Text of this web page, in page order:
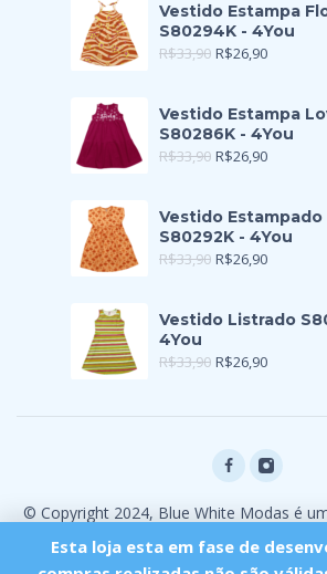
Vestido Estampa
S80294K - 4You
R$33,90 R$26,90
Vestido Estampa
S80286K - 4You
R$33,90 R$26,90
Vestido Estampado
S80292K - 4You
R$33,90 R$26,90
Vestido Listrado
4You
R$33,90 R$26,90
© Copyright 2024, Blue White Modas é
Esta loja esta em fase de